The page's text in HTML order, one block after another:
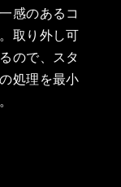
感のあるコ
取り外し可
ので、スタ
処理を最小